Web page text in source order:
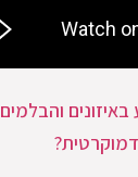
והבלמים